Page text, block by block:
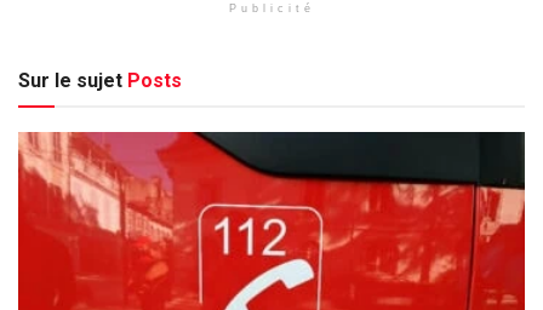
Publicité
Sur le sujet Posts